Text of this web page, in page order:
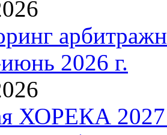
2026 г.
ХОРЕКА 2027: